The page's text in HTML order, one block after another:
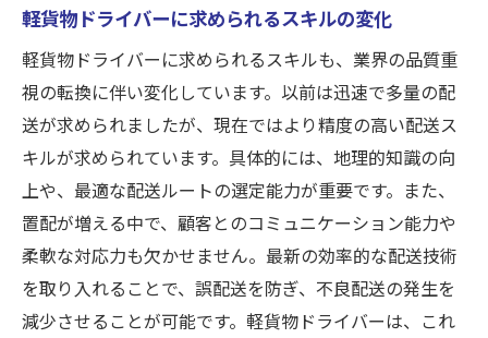
品質重視で高まるドライバーの満足度
ドライバーの質向上が企業にもたらすメリ
ット
東京都八王子市での誤配送トラブルを減らす具
体策
誤配送を減らすための地域特化型戦略
八王子市特有の配送チャレンジとは
地域内協力を促進するための施策
最新技術を利用した誤配送の削減方法
軽貨物ドライバーに求められるスキルの変化
軽貨物ドライバーに求められるスキルも、業界の品質重
視の転換に伴い変化しています。以前は迅速で多量の配
送が求められましたが、現在ではより精度の高い配送ス
キルが求められています。具体的には、地理的知識の向
上や、最適な配送ルートの選定能力が重要です。また、
置配が増える中で、顧客とのコミュニケーション能力や
柔軟な対応力も欠かせません。最新の効率的な配送技術
を取り入れることで、誤配送を防ぎ、不良配送の発生を
減少させることが可能です。軽貨物ドライバーは、これ